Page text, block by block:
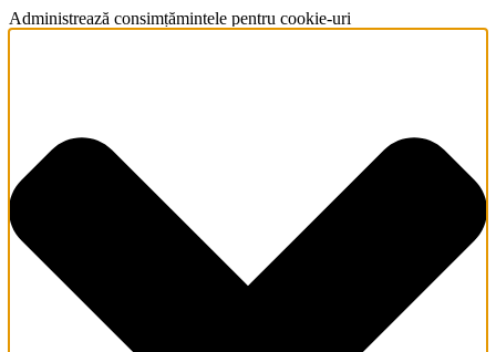
Administrează consimțămintele pentru cookie-uri